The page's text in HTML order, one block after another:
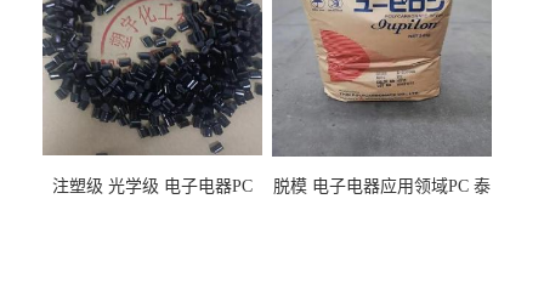
注塑级 光学级 电子电器PC
脱模 电子电器应用领域PC 泰